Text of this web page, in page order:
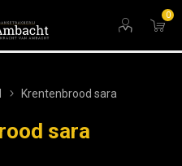
0
Krentenbrood sara
sara